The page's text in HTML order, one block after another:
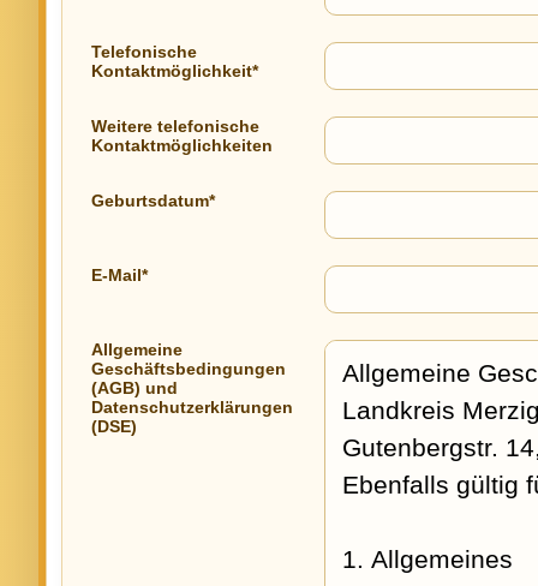
Telefonische
Kontaktmöglichkeit*
Weitere telefonische
Kontaktmöglichkeiten
Geburtsdatum*
E-Mail*
Allgemeine
Geschäftsbedingungen
(AGB) und
Datenschutzerklärungen
(DSE)